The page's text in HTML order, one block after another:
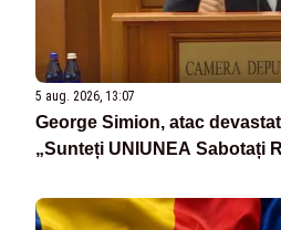
5 aug. 2026, 13:07
George Simion, atac
„Sunteți UNIUNEA Sabotați